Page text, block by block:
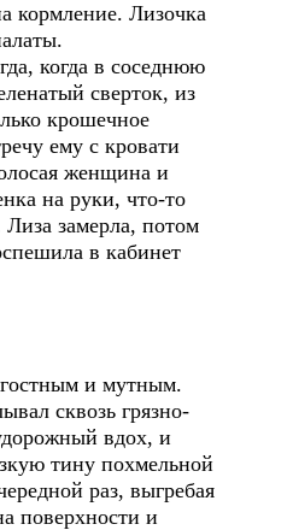
кормление. Лизочка
когда в соседнюю
сверток, из
крошечное
ему с кровати
женщина и
на руки, что-то
Лиза замерла, потом
в кабинет
и мутным.
сквозь грязно-
вдох, и
тину похмельной
раз, выгребая
поверхности и